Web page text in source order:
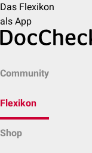
Das Flexikon
als App
Community
Flexikon
Shop